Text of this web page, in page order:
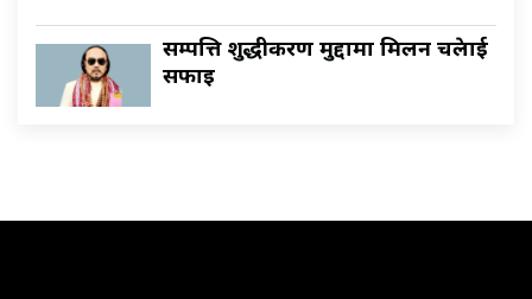
सम्पत्ति शुद्धीकरण मुद्दामा मिलन चक्रेलाई
सफाइ